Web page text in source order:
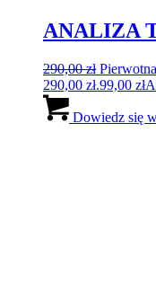
ANALIZA
290,00zł
290,00 zł.99,00 zł
Dowiedz się